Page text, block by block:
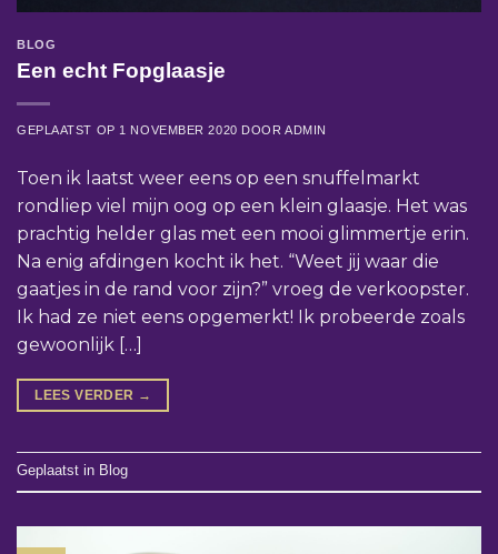
BLOG
Een echt Fopglaasje
GEPLAATST OP 1 NOVEMBER 2020 DOORADMIN
Toen ik laatst weer eens op een snuffelmarkt
rondliep viel mijn oog op een klein glaasje. Het was
prachtig helder glas met een mooi glimmertje erin.
Na enig afdingen kocht ik het. “Weet jij waar die
gaatjes in de rand voor zijn?” vroeg de verkoopster.
Ik had ze niet eens opgemerkt! Ik probeerde zoals
gewoonlijk […]
LEES VERDER →
Geplaatst in Blog